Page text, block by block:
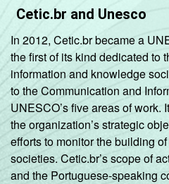
Cetic.br and Unesco
In 2012, Cetic.br became a
the first of its kind dedicated to
information and knowledge
to the Communication and
UNESCO’s five areas of work.
the organization’s strategic
efforts to monitor the building
societies. Cetic.br’s scope of
and the Portuguese-speaking